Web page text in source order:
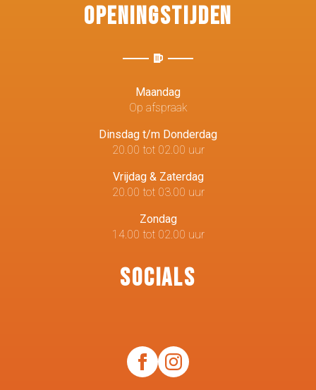
Openingstijden
Maandag
Op afspraak
Dinsdag t/m Donderdag
20.00 tot 02.00 uur
Vrijdag & Zaterdag
20.00 tot 03.00 uur
Zondag
14.00 tot 02.00 uur
Socials